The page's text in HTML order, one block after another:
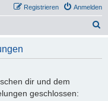
Anmelden
Registrieren
dir und dem
geschlossen: